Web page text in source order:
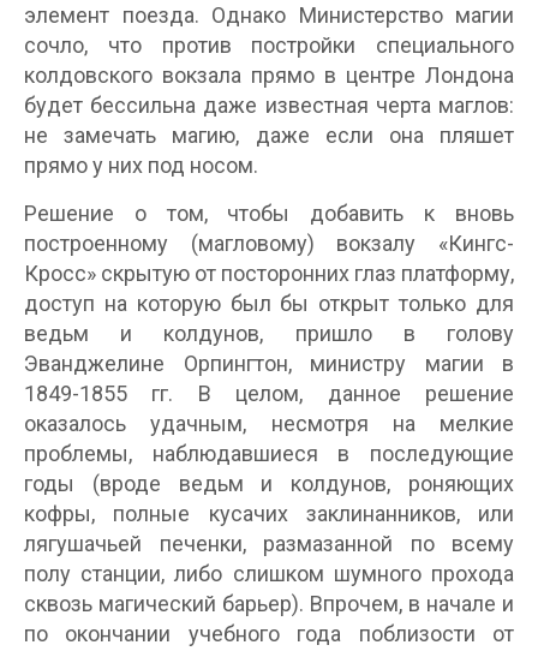
элемент поезда. Однако Министерство магии
сочло, что против постройки специального
колдовского вокзала прямо в центре Лондона
будет бессильна даже известная черта маглов:
не замечать магию, даже если она пляшет
прямо у них под носом.
Решение о том, чтобы добавить к вновь
построенному (магловому) вокзалу «Кингс-
Кросс» скрытую от посторонних глаз платформу,
доступ на которую был бы открыт только для
ведьм и колдунов, пришло в голову
Эванджелине Орпингтон, министру магии в
1849-1855 гг. В целом, данное решение
оказалось удачным, несмотря на мелкие
проблемы, наблюдавшиеся в последующие
годы (вроде ведьм и колдунов, роняющих
кофры, полные кусачих заклинанников, или
лягушачьей печенки, размазанной по всему
полу станции, либо слишком шумного прохода
сквозь магический барьер). Впрочем, в начале и
по окончании учебного года поблизости от